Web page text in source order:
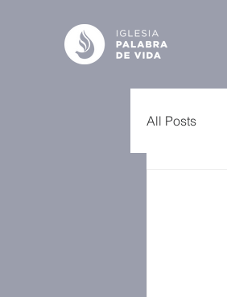
All Posts